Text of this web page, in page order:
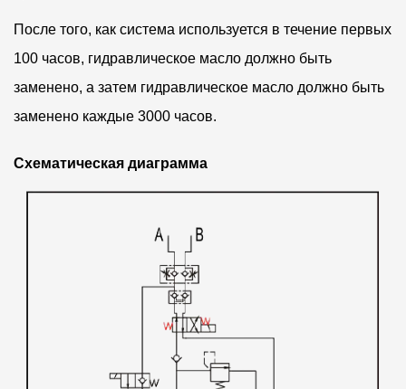
После того, как система используется в течение первых
100 часов, гидравлическое масло должно быть
заменено, а затем гидравлическое масло должно быть
заменено каждые 3000 часов.
Схематическая диаграмма